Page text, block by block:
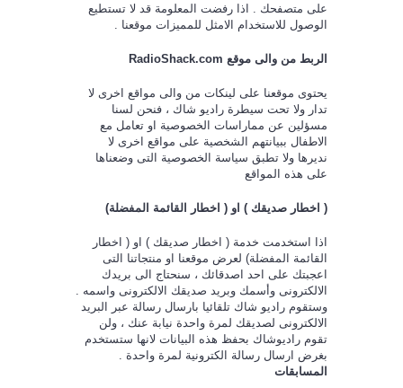
على متصفحك . اذا رفضت المعلومة قد لا تستطيع
الوصول للاستخدام الامثل للمميزات موقعنا .
الربط من والى موقع RadioShack.com
يحتوى موقعنا على لينكات من والى مواقع اخرى لا
تدار ولا تحت سيطرة راديو شاك ، فنحن لسنا
مسؤلين عن مماراسات الخصوصية او تعامل مع
الاطفال ببيانتهم الشخصية على مواقع اخرى لا
نديرها ولا تطبق سياسة الخصوصية التى وضعناها
على هذه المواقع
( اخطار صديقك ) او ( اخطار القائمة المفضلة)
اذا استخدمت خدمة ( اخطار صديقك ) او ( اخطار
القائمة المفضلة) لعرض موقعنا او منتجاتنا التى
اعجبتك على احد اصدقائك ، سنحتاج الى بريدك
الالكترونى وأسمك وبريد صديقك الالكترونى واسمه .
وستقوم راديو شاك تلقائيا بارسال رسالة عبر البريد
الالكترونى لصديقك لمرة واحدة نيابة عنك ، ولن
تقوم راديوشاك بحفظ هذه البيانات لانها ستستخدم
بغرض ارسال رسالة الكترونية لمرة واحدة .
المسابقات